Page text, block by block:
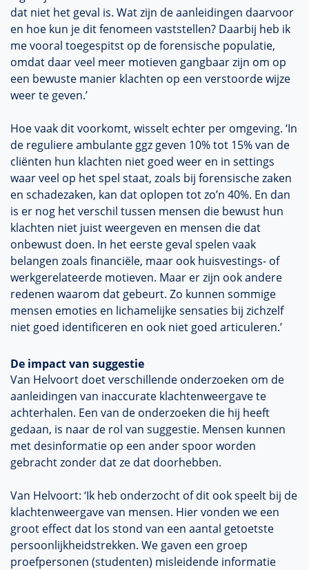
dat niet het geval is. Wat zijn de aanleidingen daarvoor
en hoe kun je dit fenomeen vaststellen? Daarbij heb ik
me vooral toegespitst op de forensische populatie,
omdat daar veel meer motieven gangbaar zijn om op
een bewuste manier klachten op een verstoorde wijze
weer te geven.’
Hoe vaak dit voorkomt, wisselt echter per omgeving. ‘In
de reguliere ambulante ggz geven 10% tot 15% van de
cliënten hun klachten niet goed weer en in settings
waar veel op het spel staat, zoals bij forensische zaken
en schadezaken, kan dat oplopen tot zo’n 40%. En dan
is er nog het verschil tussen mensen die bewust hun
klachten niet juist weergeven en mensen die dat
onbewust doen. In het eerste geval spelen vaak
belangen zoals financiële, maar ook huisvestings- of
werkgerelateerde motieven. Maar er zijn ook andere
redenen waarom dat gebeurt. Zo kunnen sommige
mensen emoties en lichamelijke sensaties bij zichzelf
niet goed identificeren en ook niet goed articuleren.’
De impact van suggestie
Van Helvoort doet verschillende onderzoeken om de
aanleidingen van inaccurate klachtenweergave te
achterhalen. Een van de onderzoeken die hij heeft
gedaan, is naar de rol van suggestie. Mensen kunnen
met desinformatie op een ander spoor worden
gebracht zonder dat ze dat doorhebben.
Van Helvoort: ‘Ik heb onderzocht of dit ook speelt bij de
klachtenweergave van mensen. Hier vonden we een
groot effect dat los stond van een aantal getoetste
persoonlijkheidstrekken. We gaven een groep
proefpersonen (studenten) misleidende informatie